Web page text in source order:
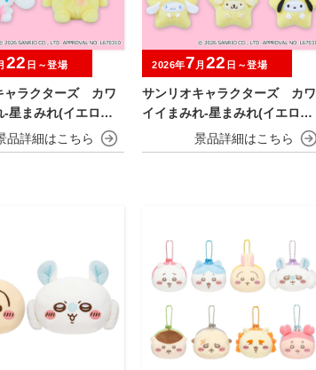
ャラクターズ カワ
星まみれ(イエロー)-
22 日～登場
サンリオキャラクターズ カワ
イイまみれ-星まみれ(イエロー)-
ミニマスコット
2026年7 月 22 日～登場